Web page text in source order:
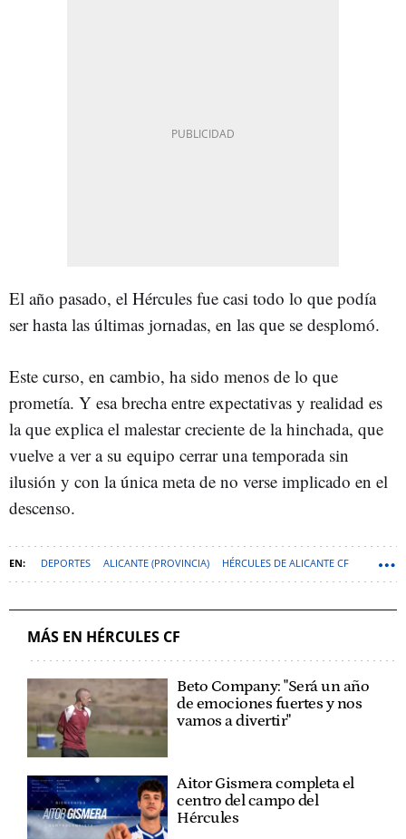
El año pasado, el Hércules fue casi todo lo que podía
ser hasta las últimas jornadas, en las que se desplomó.
Este curso, en cambio, ha sido menos de lo que
prometía. Y esa brecha entre expectativas y realidad es
la que explica el malestar creciente de la hinchada, que
vuelve a ver a su equipo cerrar una temporada sin
ilusión y con la única meta de no verse implicado en el
descenso.
DEPORTES ALICANTE (PROVINCIA) HÉRCULES DE ALICANTE CF
MÁS EN HÉRCULES CF
Beto Company: "Será un año
de emociones fuertes y nos
vamos a divertir"
Aitor Gismera completa el
centro del campo del
Hércules